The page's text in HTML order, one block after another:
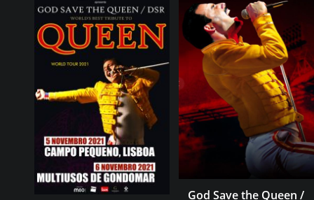
God Save the Queen /